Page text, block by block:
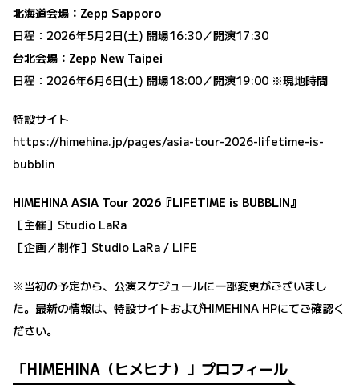
北海道会場：Zepp Sapporo
日程：2026年5月2日(土) 開場16:30／開演17:30
台北会場：Zepp New Taipei
日程：2026年6月6日(土) 開場18:00／開演19:00 ※現地時間
特設サイト
https://himehina.jp/pages/asia-tour-2026-lifetime-is-
bubblin
HIMEHINA ASIA Tour 2026『LIFETIME is BUBBLIN』
［主催］Studio LaRa
［企画／制作］Studio LaRa / LIFE
※当初の予定から、公演スケジュールに一部変更がございまし
た。最新の情報は、特設サイトおよびHIMEHINA HPにてご確認く
ださい。
「HIMEHINA（ヒメヒナ）」プロフィール